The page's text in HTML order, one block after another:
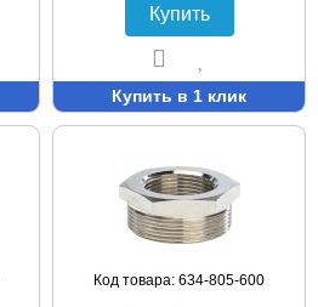
Купить
Купить в 1 клик
Код товара: 634-805-600